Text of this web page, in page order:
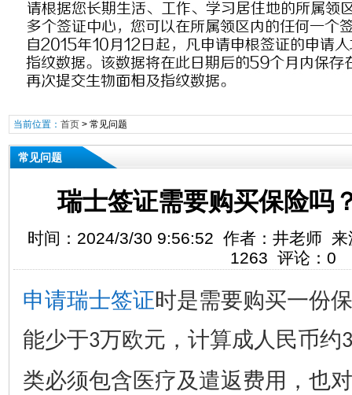
当前位置： 首页> 常见问题
常见问题
瑞士签证需要购买保险吗
时间：2024/3/30 9:56:52 作者：井老师
1263 评论：0
申请瑞士签证时是需要购买一份
能少于3万欧元，计算成人民币约
类必须包含医疗及遣返费用，也